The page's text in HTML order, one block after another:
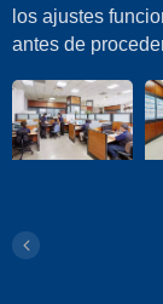
los ajustes
antes de